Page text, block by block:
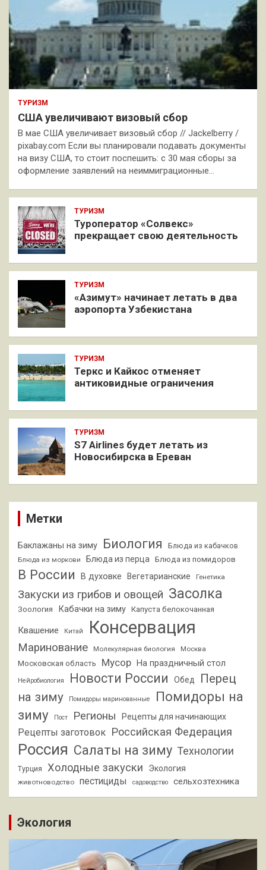
ТУРИЗМ
США увеличивают визовый сбор
В мае США увеличивает визовый сбор // Jackelberry /
pixabay.com Если вы планировали подавать документы
на визу США, то стоит поспешить: с 30 мая сборы за
оформление заявлений на неиммиграционные…
ТУРИЗМ
Туроператор «Солвекс»
прекращает свою деятельность
ТУРИЗМ
«Азимут» начинает летать в два
аэропорта Узбекистана
ТУРИЗМ
Теркс и Кайкос отменяет
антиковидные ограничения
ТУРИЗМ
S7 Airlines будет летать из
Новосибирска в Ереван
Метки
Баклажаны на зиму Биология Блюда из кабачков
Блюда из моркови Блюда из перца Блюда из помидоров
В России В духовке Вегетарианские Генетика
Закуски из грибов и овощей Засолка
Зоология Кабачки на зиму Капуста белокочанная
Квашение Китай Консервация
Маринование Молекулярная биология Москва
Московская область Мусор На праздничный стол
Нейробиология Новости России Обед
Перец
на зиму
Помидоры маринованные
Помидоры на
зиму
Пост Регионы Рецепты для начинающих
Рецепты заготовок Российская Федерация
Россия Салаты на зиму Технологии
Турция Холодные закуски Экология
животноводство пестициды садоводство сельхозтехника
Экология